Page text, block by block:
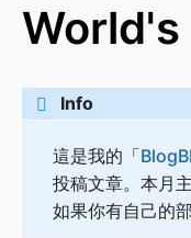
World's
Info
這是我的「
投稿文章。本月
如果你有自己的